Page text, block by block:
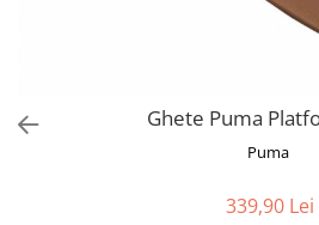
Ghete Puma
Puma
339,90 Lei